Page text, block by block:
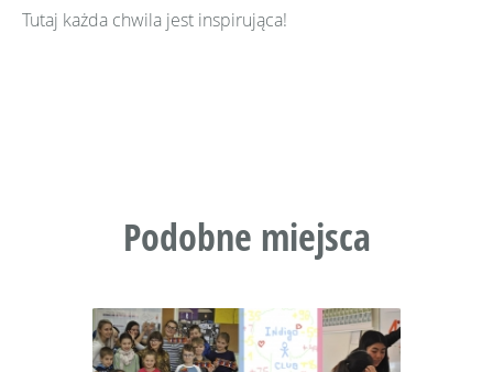
Tutaj każda chwila jest inspirująca!
Podobne miejsca